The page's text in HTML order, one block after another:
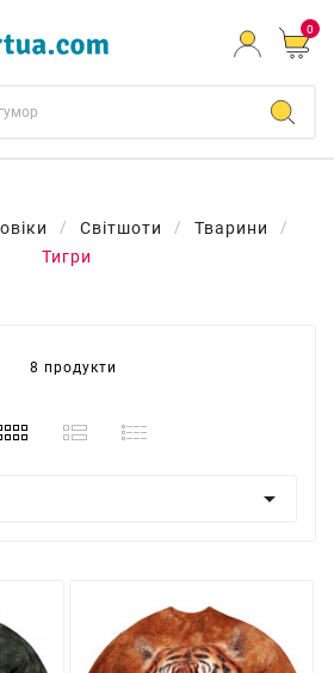
0
Світшоти
Тварини
Тигри
8 продукти
